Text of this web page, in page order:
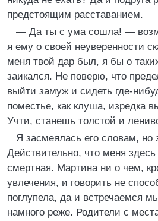
предстоящим расставанием.
— Да ты с ума сошла! —
я ему о своей неуверенности
меня твой дар был, я бы о
заикался. Не поверю, что
выйти замуж и сидеть где-
поместье, как клуша, изредка
Учти, станешь толстой и
Я засмеялась его словам, но
Действительно, что меня здесь
смертная. Мартина ни о чем,
увлечения, и говорить не
поглупела, да и встречаемся
намного реже. Родители с